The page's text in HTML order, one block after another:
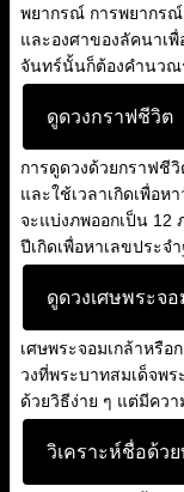
พยากรณ์ การพยากร
และองศาของลัคนาเ
จันทร์นั้นก็ต้องคำนวณ
ดูดวงกราฟชีวิต
การดูดวงด้วยกราฟชี
และใช้เวลาเกิดเพื่อห
จะแบ่งภพออกเป็น 12
ปีเกิดเพื่อหาเลขประ
ดูดวงเศษพระจอ
เศษพระจอมเกล้าหรือ
วงที่พระบาทสมเด็จพ
ด้วยวิธีง่าย ๆ แต่มีคว
วิเคราะห์ชื่อด้ว